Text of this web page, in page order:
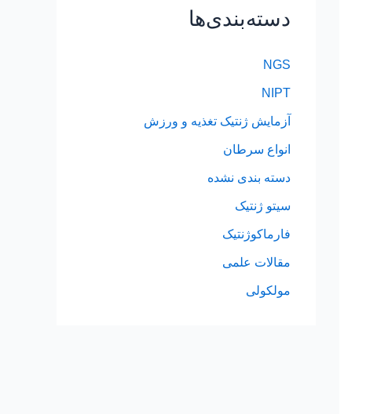
دسته‌بندی‌ها
NGS
NIPT
آزمایش ژنتیک تغذیه و ورزش
انواع سرطان
دسته بندی نشده
سیتو ژنتیک
فارماکوژنتیک
مقالات علمی
مولکولی